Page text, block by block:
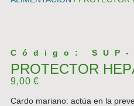
Código: SUP-
PROTECTOR
9,00€
Cardo mariano: actúa en la